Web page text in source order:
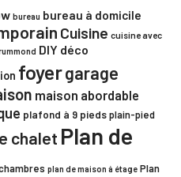
bureau bureau à domicile
Cuisine cuisine avec
DIY déco
foyergarage
maison abordable
plafond à 9 piedsplain-pied
chalet Plan de
plan de maison à étage Plan